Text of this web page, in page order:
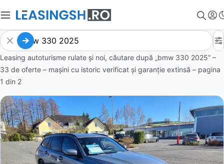
Leasing autoturisme rulate și noi, căutare după „bmw 330 2025” –
33 de oferte – mașini cu istoric verificat și garanție extinsă – pagina
1 din 2